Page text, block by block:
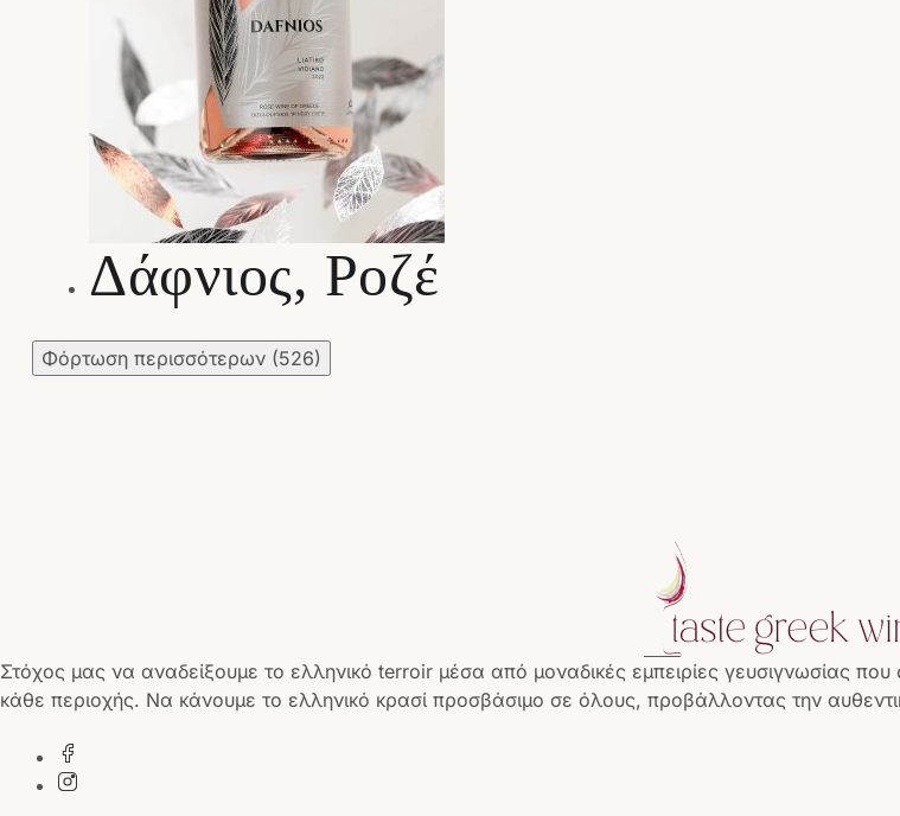
Δάφνιος, Ροζέ
Φόρτωση περισσότερων (526)
Στόχος μας να αναδείξουμε το ελληνικό terroir μέσα από μοναδικές εμπειρίες γευσιγνωσίας
κάθε περιοχής. Να κάνουμε το ελληνικό κρασί προσβάσιμο σε όλους, προβάλλοντας την